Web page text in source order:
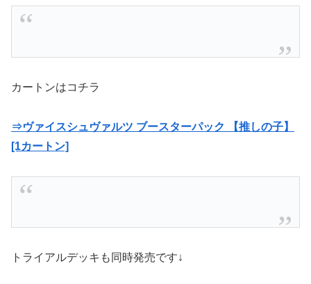
カートンはコチラ
⇒ヴァイスシュヴァルツ ブースターパック 【推しの子】
[1カートン]
トライアルデッキも同時発売です↓